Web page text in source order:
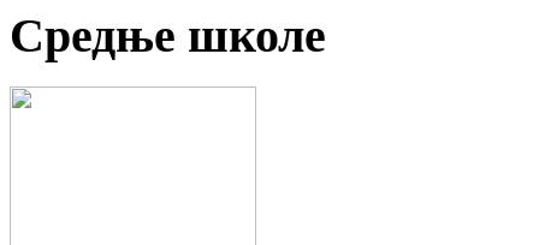
Средње школе